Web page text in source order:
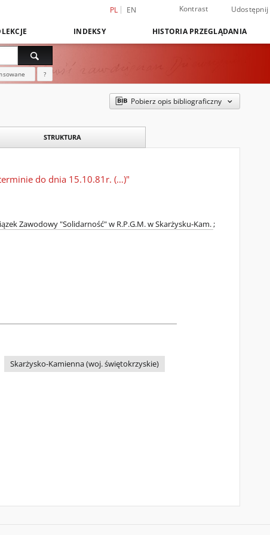
PL EN Kontrast Udostępnij
INDEKSY HISTORIA PRZEGLĄDANIA
?
Pobierz opis bibliograficzny
STRUKTURA
do dnia 15.10.81r. (…)"
Zawodowy "Solidarność" w R.P.G.M. w Skarżysku-Kam.;
Skarżysko-Kamienna (woj. świętokrzyskie)